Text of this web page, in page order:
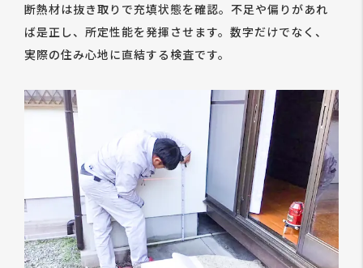
断熱材は抜き取りで充填状態を確認。不足や偏りがあれ
ば是正し、所定性能を発揮させます。数字だけでなく、
実際の住み心地に直結する検査です。